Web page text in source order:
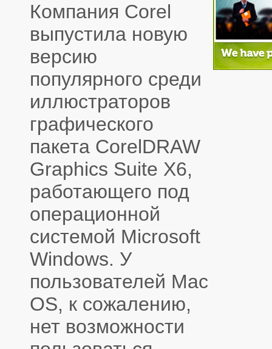
Компания Corel
выпустила новую
версию
популярного среди
иллюстраторов
графического
пакета CorelDRAW
Graphics Suite X6,
работающего под
операционной
системой Microsoft
Windows. У
пользователей Mac
OS, к сожалению,
нет возможности